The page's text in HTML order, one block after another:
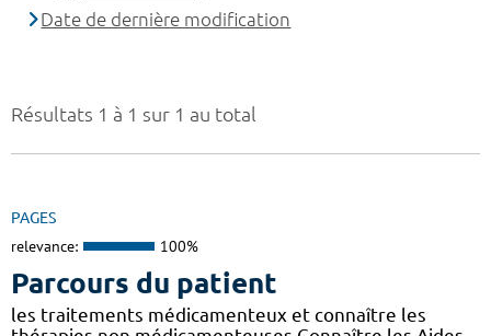
Résultats 1 à 1 sur 1 au total
PAGES
relevance: 100%
Parcours du patient
les traitements médicamenteux et connaître les
Date de dernière modification